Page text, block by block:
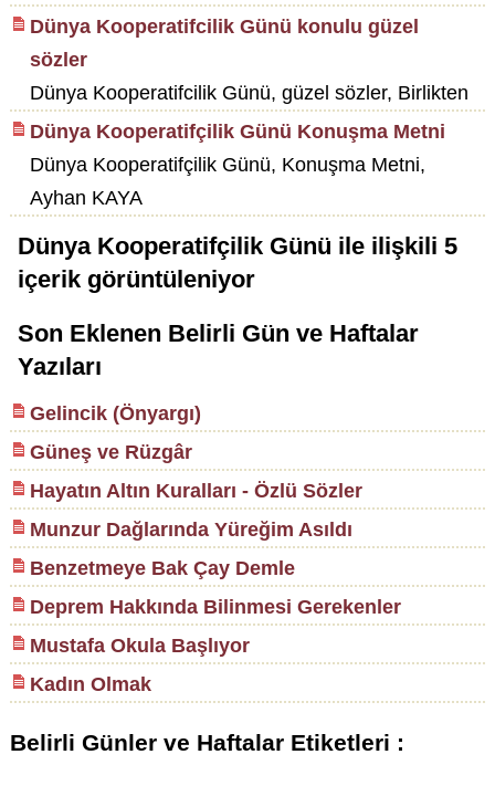
Dünya Kooperatifcilik Günü konulu güzel
sözler
Dünya Kooperatifcilik Günü, güzel sözler, Birlikten
Dünya Kooperatifçilik Günü Konuşma Metni
Dünya Kooperatifçilik Günü, Konuşma Metni,
Ayhan KAYA
Dünya Kooperatifçilik Günü ile ilişkili 5
içerik görüntüleniyor
Son Eklenen Belirli Gün ve Haftalar
Yazıları
Gelincik (Önyargı)
Güneş ve Rüzgâr
Hayatın Altın Kuralları - Özlü Sözler
Munzur Dağlarında Yüreğim Asıldı
Benzetmeye Bak Çay Demle
Deprem Hakkında Bilinmesi Gerekenler
Mustafa Okula Başlıyor
Kadın Olmak
Belirli Günler ve Haftalar Etiketleri :